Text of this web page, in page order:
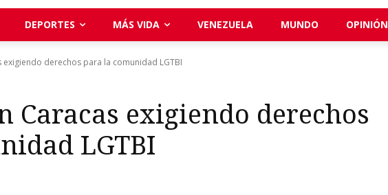
DEPORTES MÁS VIDA VENEZUELA MUNDO OPINIÓN
exigiendo derechos para la comunidad LGTBI
Caracas exigiendo derechos
LGTBI